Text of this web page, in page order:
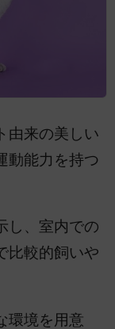
由来の美しい
動能力を持つ
し、室内での
比較的飼いや
環境を用意